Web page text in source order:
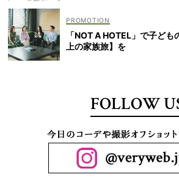
「NOT A HOTEL」で子ど
上の家族旅】を
FOLLOW